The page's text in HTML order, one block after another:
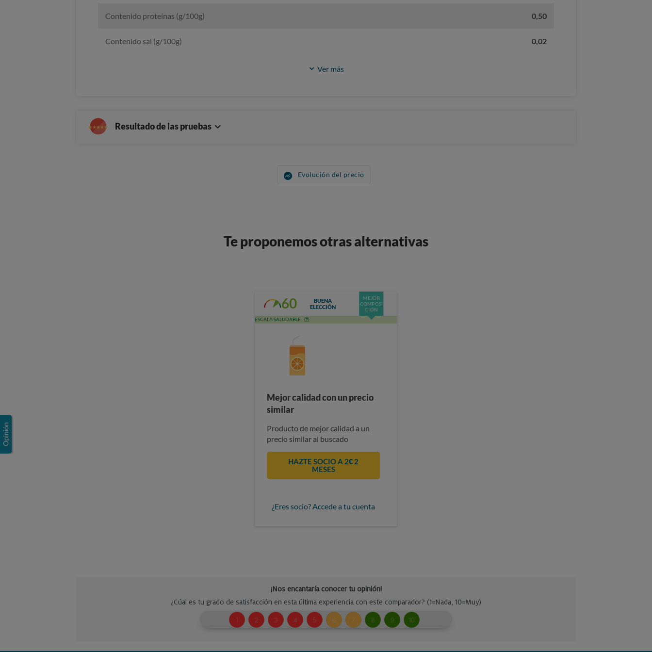
Contenido proteínas (g/100g) 0,50
Contenido sal (g/100g) 0,02
Ver más
Resultado de las pruebas
Evolución del precio
Te proponemos otras alternativas
60
BUENA
ELECCIÓN
MEJOR
COMPOSI
CIÓN
ESCALA SALUDABLE
Mejor calidad con un precio
similar
Producto de mejor calidad a un
precio similar al buscado
HAZTE SOCIO A 2€ 2
MESES
¿Eres socio? Accede a tu cuenta